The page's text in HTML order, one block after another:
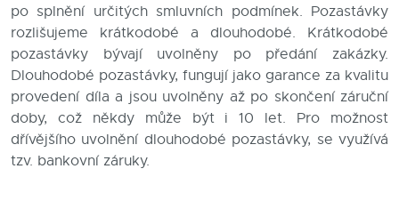
Partneři
Blog
Kontakty
po splnění určitých smluvních podmínek. Pozastávky
rozlišujeme krátkodobé a dlouhodobé. Krátkodobé
pozastávky bývají uvolněny po předání zakázky.
Dlouhodobé pozastávky, fungují jako garance za kvalitu
provedení díla a jsou uvolněny až po skončení záruční
doby, což někdy může být i 10 let. Pro možnost
dřívějšího uvolnění dlouhodobé pozastávky, se využívá
tzv. bankovní záruky.